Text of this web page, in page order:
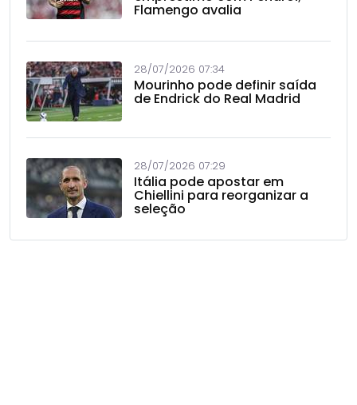
Flamengo avalia
28/07/2026 07:34
Mourinho pode definir saída
de Endrick do Real Madrid
28/07/2026 07:29
Itália pode apostar em
Chiellini para reorganizar a
seleção